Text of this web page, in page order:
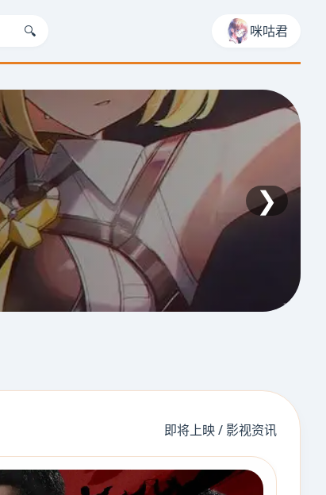
🔍 咪咕君
❯
即将上映 / 影视资讯